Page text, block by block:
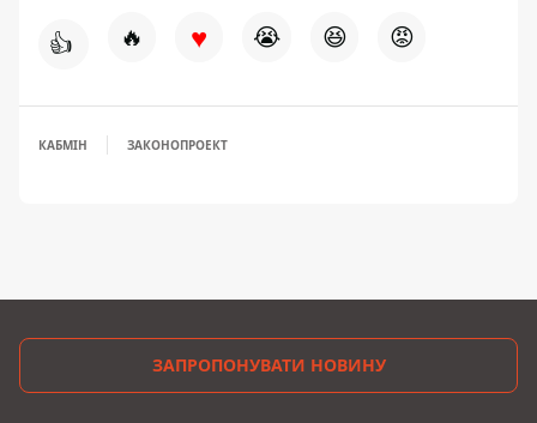
👍 🔥 ♥ 😭 😆 😡
КАБМІН ЗАКОНОПРОЕКТ
ЗАПРОПОНУВАТИ НОВИНУ